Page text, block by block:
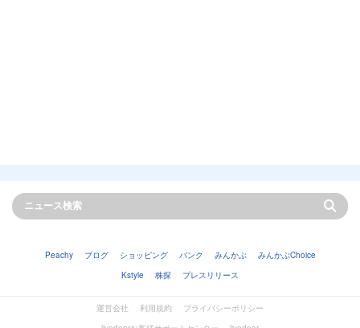
Peachy ブログ ショッピング バンク みんかぶ
みんかぶChoice
Kstyle
株探 プレスリリース
運営会社 利用規約
プライバシーポリシー